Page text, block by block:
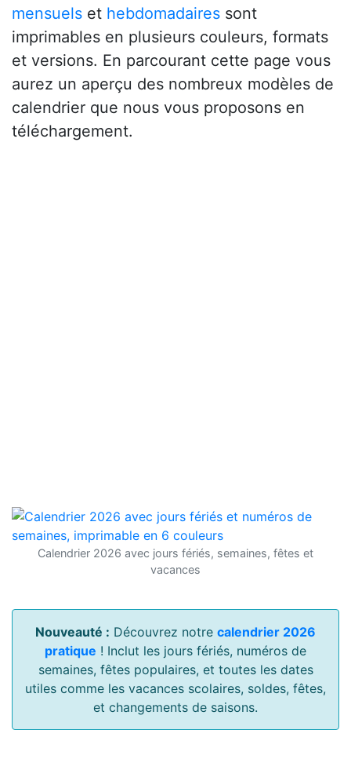
mensuels et hebdomadaires sont
imprimables en plusieurs couleurs, formats
et versions. En parcourant cette page vous
aurez un aperçu des nombreux modèles de
calendrier que nous vous proposons en
téléchargement.
Calendrier 2026 avec jours fériés, semaines, fêtes et
vacances
Nouveauté : Découvrez notre calendrier 2026
pratique ! Inclut les jours fériés, numéros de
semaines, fêtes populaires, et toutes les dates
utiles comme les vacances scolaires, soldes, fêtes,
et changements de saisons.